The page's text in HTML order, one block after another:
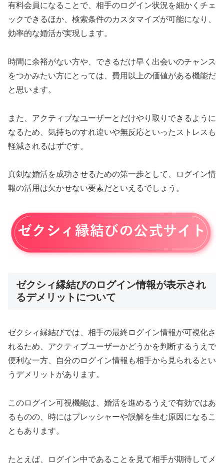
有料会員になることで、相手のログイン状況を細かくチェ
ックできるほか、検索条件のカスタマイズが可能になり、
効率的な婚活が実現します。
時間に余裕がない方や、できるだけ早く出会いのチャンス
をつかみたい方にとっては、費用以上の価値がある機能だ
と思います。
また、アクティブなユーザーとだけやり取りできるように
なるため、気持ちのすれ違いや無反応といったストレスも
軽減されるはずです。
真剣な婚活を成功させるための第一歩として、ログイン情
報の活用は欠かせない要素だといえるでしょう。
ゼクシィ縁結びのログイン情報が表示され
るデメリットについて
ゼクシィ縁結びでは、相手の最終ログイン情報が可視化さ
れるため、アクティブユーザーかどうかを判断するうえで
便利な一方、自分のログイン情報も相手から見られるとい
うデメリットがあります。
このログイン可視機能は、婚活を進めるうえで有効ではあ
るものの、時にはプレッシャーや誤解を生む原因になるこ
ともあります。
たとえば、ログイン中であることを見て相手が期待してメ